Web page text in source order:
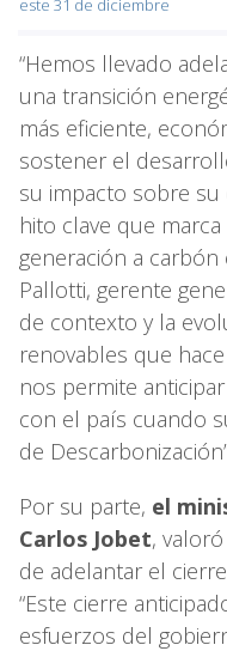
este 31 de diciembre
“Hemos llevado
una transición
más eficiente,
sostener el
su impacto sobre su
hito clave que
generación a carbón
Pallotti, gerente
de contexto y la
renovables que
nos permite
con el país cuando
de
Por su parte, el
Carlos Jobet,
de adelantar el
“Este cierre
esfuerzos del